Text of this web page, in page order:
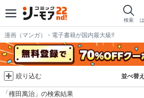
検索
漫画（マンガ）・電子書籍が国内最大級!!
並べ替
絞り込む
「権田萬治」の検索結果